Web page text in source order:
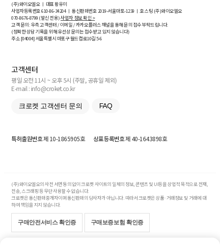
(주)와이오엘오 ㅣ 대표 황유미
사업자등록번호610-86-34204ㅣ 통신판매번호 2019-서울마포-1239 ㅣ 호스팅 (주)와이오엘오
070-8676-8799 (발신 전용)사업자 정보 확인 >
고객 문의: 우측 고객센터 / 이메일 / 카카오플러스 채널을 통해 문의 접수 부탁드립니다.
(정확한 상담 기록을 위해 유선상 문의는 접수받고 있지 않습니다)
주소 [04004] 서울특별시 마포구 월드컵로10길5-6
고객센터
평일 오전 11시 ~ 오후 5시 (주말, 공휴일 제외)
E-mail : info@croket.co.kr
크로켓 고객센터 문의 FAQ
특허출원번호제 10-1865905호 상표등록번호제 40-1643898호
(주)와이오엘오의 사전 서면 동의 없이 크로켓 사이트의 일체의 정보, 콘텐츠 및 UI등을 상업적 목적으로 전재,
전송, 스크래핑 등 무단 사용할 수 없습니다.
크로켓은 통신판매중개자이며 통신판매의 당사자가 아닙니다. 따라서 크로켓은 상품·거래정보 및 거래에 대
하여 책임을 지지 않습니다.
구매안전서비스 확인증 구매보증보험 확인증